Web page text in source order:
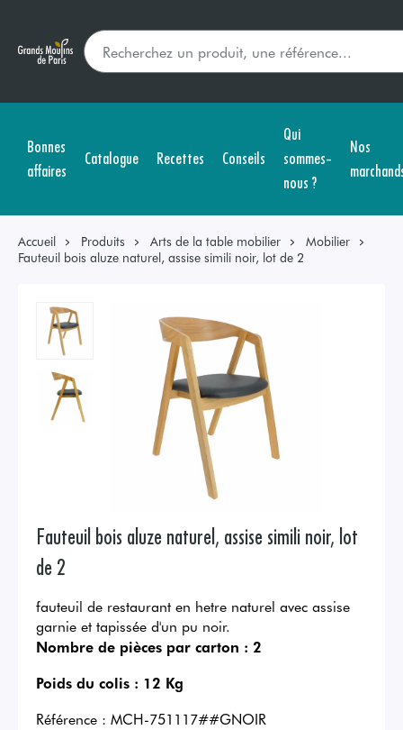
Bonnes
affaires
Catalogue Recettes Conseils
Qui
sommes-
nous ?
Nos
Accueil Produits Arts de la table mobilier
Mobilier
Fauteuil bois aluze naturel, assise simili noir, lot de 2
Fauteuil bois aluze naturel, assise simili noir, lot
de 2
fauteuil de restaurant en hetre naturel avec assise
garnie et tapissée d'un pu noir.
Nombre de pièces par carton : 2
Poids du colis : 12 Kg
Référence : MCH-751117##GNOIR